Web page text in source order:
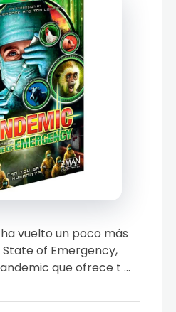
vuelto un poco más
of Emergency,
que ofrece t ...